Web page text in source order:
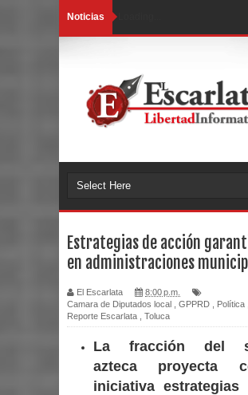
Noticias
Estrategias de acción
en administraciones
El Escarlata
8:00 p.m.
Camara de Diputados local
GPPRD Política
Reporte Escarlata
Toluca
La fracción del
azteca proyecta
iniciativa estrategias